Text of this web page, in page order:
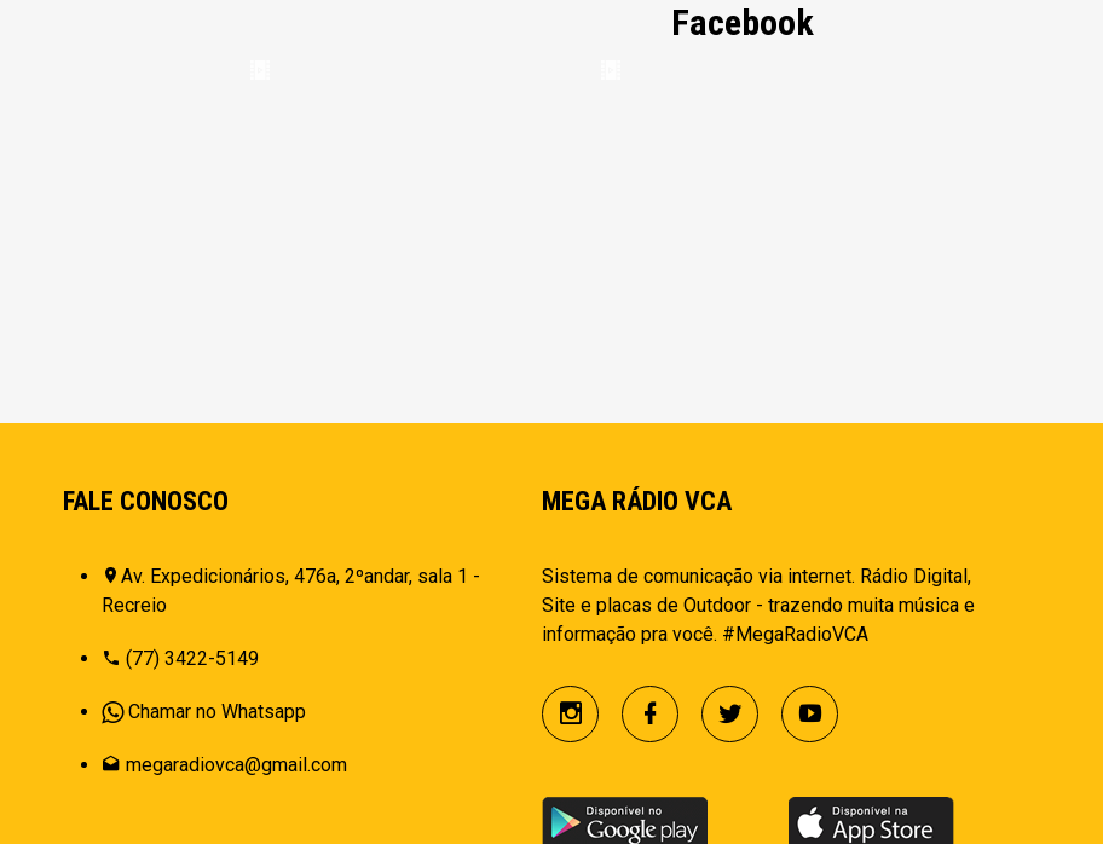
Facebook
FALE CONOSCO
Av. Expedicionários, 476a, 2ºandar, sala 1 -
Recreio
(77) 3422-5149
Chamar no Whatsapp
megaradiovca@gmail.com
MEGA RÁDIO VCA
Sistema de comunicação via internet. Rádio Digital,
Site e placas de Outdoor - trazendo muita música e
informação pra você. #MegaRadioVCA